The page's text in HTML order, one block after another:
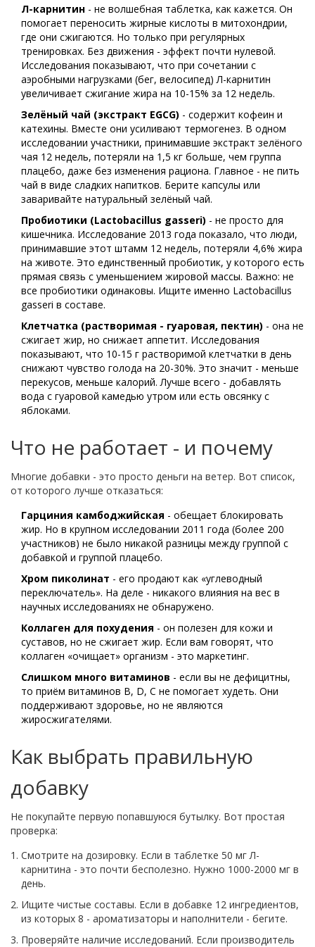
Л-карнитин - не волшебная таблетка, как кажется. Он
помогает переносить жирные кислоты в митохондрии,
где они сжигаются. Но только при регулярных
тренировках. Без движения - эффект почти нулевой.
Исследования показывают, что при сочетании с
аэробными нагрузками (бег, велосипед) Л-карнитин
увеличивает сжигание жира на 10-15% за 12 недель.
Зелёный чай (экстракт EGCG) - содержит кофеин и
катехины. Вместе они усиливают термогенез. В одном
исследовании участники, принимавшие экстракт зелёного
чая 12 недель, потеряли на 1,5 кг больше, чем группа
плацебо, даже без изменения рациона. Главное - не пить
чай в виде сладких напитков. Берите капсулы или
заваривайте натуральный зелёный чай.
Пробиотики (Lactobacillus gasseri) - не просто для
кишечника. Исследование 2013 года показало, что люди,
принимавшие этот штамм 12 недель, потеряли 4,6% жира
на животе. Это единственный пробиотик, у которого есть
прямая связь с уменьшением жировой массы. Важно: не
все пробиотики одинаковы. Ищите именно Lactobacillus
gasseri в составе.
Клетчатка (растворимая - гуаровая, пектин) - она не
сжигает жир, но снижает аппетит. Исследования
показывают, что 10-15 г растворимой клетчатки в день
снижают чувство голода на 20-30%. Это значит - меньше
перекусов, меньше калорий. Лучше всего - добавлять
вода с гуаровой камедью утром или есть овсянку с
яблоками.
Что не работает - и почему
Многие добавки - это просто деньги на ветер. Вот список,
от которого лучше отказаться:
Гарциния камбоджийская - обещает блокировать
жир. Но в крупном исследовании 2011 года (более 200
участников) не было никакой разницы между группой с
добавкой и группой плацебо.
Хром пиколинат - его продают как «углеводный
переключатель». На деле - никакого влияния на вес в
научных исследованиях не обнаружено.
Коллаген для похудения - он полезен для кожи и
суставов, но не сжигает жир. Если вам говорят, что
коллаген «очищает» организм - это маркетинг.
Слишком много витаминов - если вы не дефицитны,
то приём витаминов B, D, C не помогает худеть. Они
поддерживают здоровье, но не являются
жиросжигателями.
Как выбрать правильную
добавку
Не покупайте первую попавшуюся бутылку. Вот простая
проверка:
Смотрите на дозировку. Если в таблетке 50 мг Л-
карнитина - это почти бесполезно. Нужно 1000-2000 мг в
день.
Ищите чистые составы. Если в добавке 12 ингредиентов,
из которых 8 - ароматизаторы и наполнители - бегите.
Проверяйте наличие исследований. Если производитель